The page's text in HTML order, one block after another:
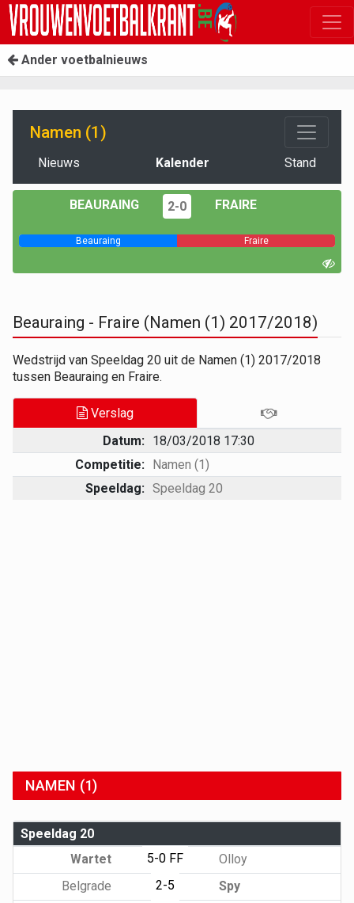
Ander voetbalnieuws
Namen (1)
Nieuws Kalender Stand
BEAURAING 2-0 FRAIRE
Beauraing Fraire
Beauraing - Fraire (Namen (1) 2017/2018)
Wedstrijd van Speeldag 20 uit de Namen (1) 2017/2018
tussen Beauraing en Fraire.
Verslag
Datum: 18/03/2018 17:30
Competitie: Namen (1)
Speeldag: Speeldag 20
NAMEN (1)
Speeldag 20
Wartet
5-0 FF
Olloy
Belgrade
2-5
Spy